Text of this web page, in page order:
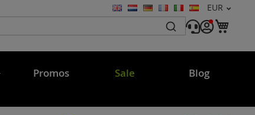
Währung
EUR
Sprache
Promos Sale Blog